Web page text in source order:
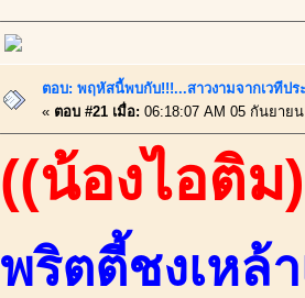
ตอบ: พฤหัสนี้พบกับ!!!...สาวงามจากเวทีปร
« ตอบ #21 เมื่อ: 06:18:07 AM 05 กันยาย
((น้องไอติม
พริตตี้ชงเหล้